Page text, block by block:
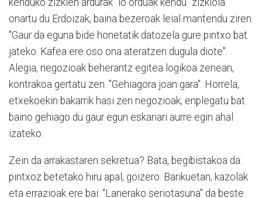
kenduko zizkien ardurak "lo orduak kendu" zizkiola
onartu du Erdoizak, baina bezeroak leial mantendu ziren.
"Gaur da eguna bide honetatik datozela gure pintxo bat
jateko. Kafea ere oso ona ateratzen dugula diote".
Alegia, negozioak beherantz egitea logikoa zenean,
kontrakoa gertatu zen. "Gehiagora joan gara". Horrela,
etxekoekin bakarrik hasi zen negozioak, enplegatu bat
baino gehiago du gaur egun eskariari aurre egin ahal
izateko.
Zein da arrakastaren sekretua? Bata, begibistakoa da:
pintxoz betetako hiru apal, goizero. Barikuetan, kazolak
eta errazioak ere bai. "Lanerako seriotasuna" da beste